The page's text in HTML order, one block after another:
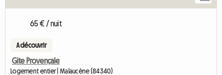
65 € / nuit
A découvrir
Gite Provençale
Logement entier | Malaucène (84340)